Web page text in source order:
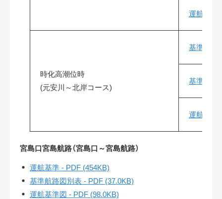
運航基準
時化高潮位時
(元安川～北岸コース)
基準航路
基準航路
運航基準
宮島口宮島航路（宮島口～宮島航路）
運航基準 - PDF (454KB)
基準航路図別表 - PDF (37.0KB)
運航基準図 - PDF (98.0KB)